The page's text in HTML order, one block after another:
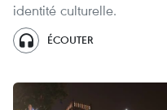
identité culturelle.
ÉCOUTER